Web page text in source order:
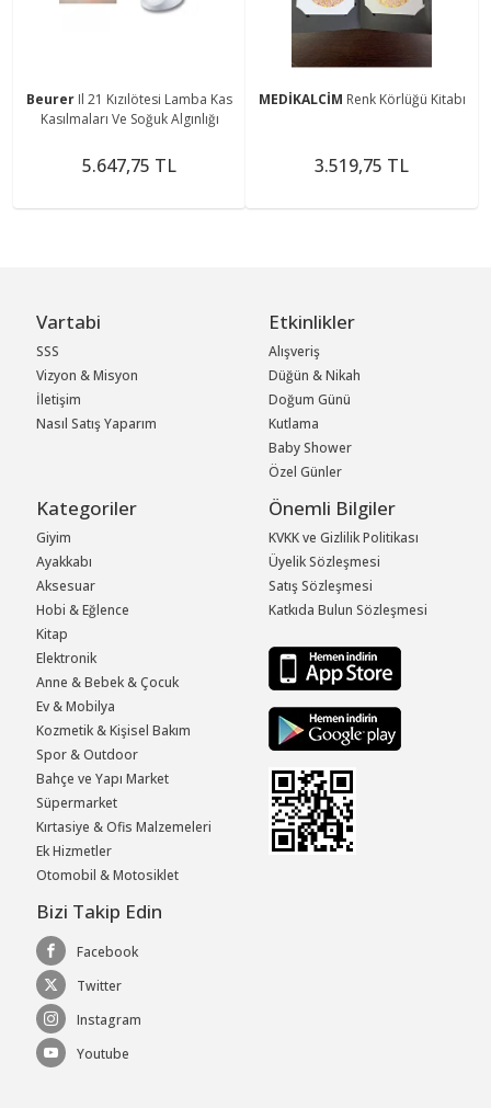
Beurer Il 21 Kızılötesi Lamba Kas
Kasılmaları Ve Soğuk Algınlığı
5.647,75 TL
MEDİKALCİM Renk Körlüğü Kitabı
3.519,75 TL
Vartabi
SSS
Vizyon & Misyon
İletişim
Nasıl Satış Yaparım
Etkinlikler
Alışveriş
Düğün & Nikah
Doğum Günü
Kutlama
Baby Shower
Özel Günler
Kategoriler
Giyim
Ayakkabı
Aksesuar
Hobi & Eğlence
Kitap
Elektronik
Anne & Bebek & Çocuk
Ev & Mobilya
Kozmetik & Kişisel Bakım
Spor & Outdoor
Bahçe ve Yapı Market
Süpermarket
Kırtasiye & Ofis Malzemeleri
Ek Hizmetler
Otomobil & Motosiklet
Önemli Bilgiler
KVKK ve Gizlilik Politikası
Üyelik Sözleşmesi
Satış Sözleşmesi
Katkıda Bulun Sözleşmesi
Bizi Takip Edin
Facebook
Twitter
Instagram
Youtube